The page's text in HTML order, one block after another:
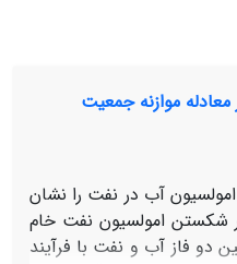
موازنه جمعیت
آب در نفت را نشان
شکستن امولسیون نفت خام
فاز آب و نفت با فرآیند